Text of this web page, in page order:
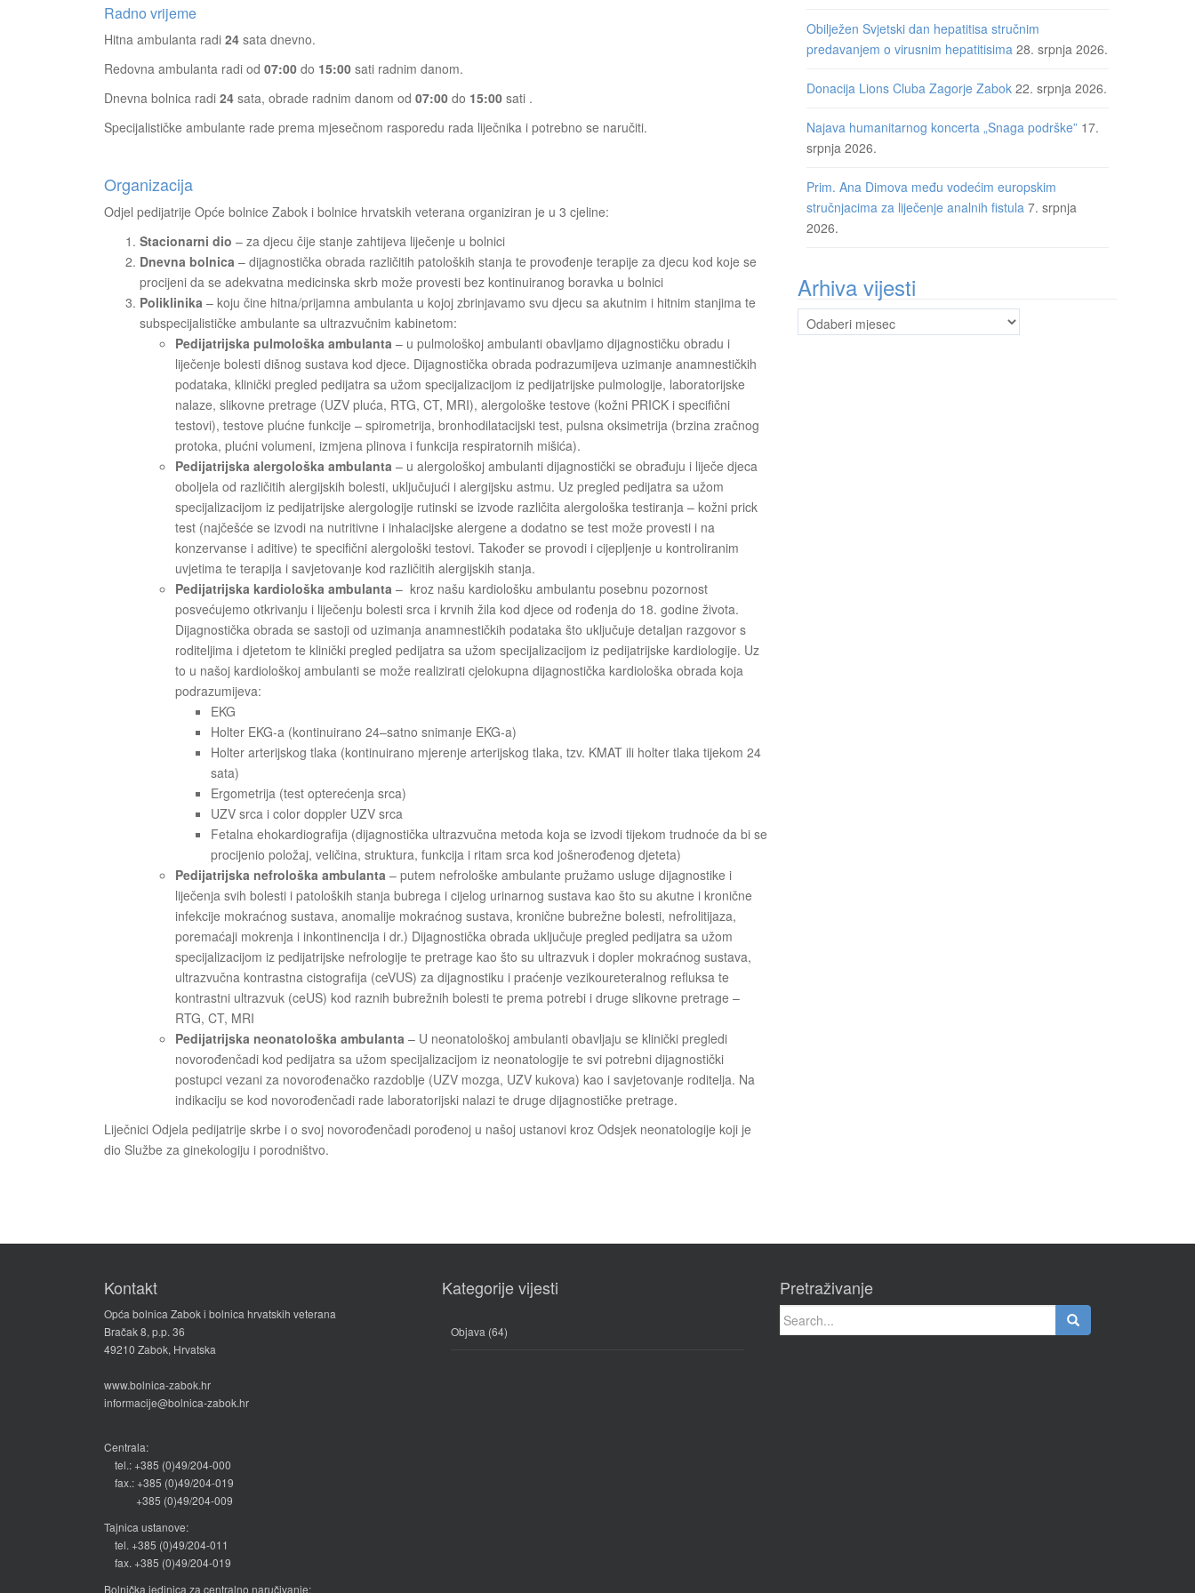
Radno vrijeme
Hitna ambulanta radi 24 sata dnevno.
Redovna ambulanta radi od 07:00 do 15:00 sati radnim danom.
Dnevna bolnica radi 24 sata, obrade radnim danom od 07:00 do 15:00 sati .
Specijalističke ambulante rade prema mjesečnom rasporedu rada liječnika i potrebno se naručiti.
Organizacija
Odjel pedijatrije Opće bolnice Zabok i bolnice hrvatskih veterana organiziran je u 3 cjeline:
Stacionarni dio – za djecu čije stanje zahtijeva liječenje u bolnici
Dnevna bolnica – dijagnostička obrada različitih patoloških stanja te provođenje terapije za djecu kod koje se
procijeni da se adekvatna medicinska skrb može provesti bez kontinuiranog boravka u bolnici
Poliklinika – koju čine hitna/prijamna ambulanta u kojoj zbrinjavamo svu djecu sa akutnim i hitnim stanjima te
subspecijalističke ambulante sa ultrazvučnim kabinetom:
Pedijatrijska pulmološka ambulanta – u pulmološkoj ambulanti obavljamo dijagnostičku obradu i
liječenje bolesti dišnog sustava kod djece. Dijagnostička obrada podrazumijeva uzimanje anamnestičkih
podataka, klinički pregled pedijatra sa užom specijalizacijom iz pedijatrijske pulmologije, laboratorijske
nalaze, slikovne pretrage (UZV pluća, RTG, CT, MRI), alergološke testove (kožni PRICK i specifični
testovi), testove plućne funkcije – spirometrija, bronhodilatacijski test, pulsna oksimetrija (brzina zračnog
protoka, plućni volumeni, izmjena plinova i funkcija respiratornih mišića).
Pedijatrijska alergološka ambulanta – u alergološkoj ambulanti dijagnostički se obrađuju i liječe djeca
oboljela od različitih alergijskih bolesti, uključujući i alergijsku astmu. Uz pregled pedijatra sa užom
specijalizacijom iz pedijatrijske alergologije rutinski se izvode različita alergološka testiranja – kožni prick
test (najčešće se izvodi na nutritivne i inhalacijske alergene a dodatno se test može provesti i na
konzervanse i aditive) te specifični alergološki testovi. Također se provodi i cijepljenje u kontroliranim
uvjetima te terapija i savjetovanje kod različitih alergijskih stanja.
Pedijatrijska kardiološka ambulanta – kroz našu kardiološku ambulantu posebnu pozornost
posvećujemo otkrivanju i liječenju bolesti srca i krvnih žila kod djece od rođenja do 18. godine života.
Dijagnostička obrada se sastoji od uzimanja anamnestičkih podataka što uključuje detaljan razgovor s
roditeljima i djetetom te klinički pregled pedijatra sa užom specijalizacijom iz pedijatrijske kardiologije. Uz
to u našoj kardiološkoj ambulanti se može realizirati cjelokupna dijagnostička kardiološka obrada koja
podrazumijeva:
EKG
Holter EKG-a (kontinuirano 24–satno snimanje EKG-a)
Holter arterijskog tlaka (kontinuirano mjerenje arterijskog tlaka, tzv. KMAT ili holter tlaka tijekom 24
sata)
Ergometrija (test opterećenja srca)
UZV srca i color doppler UZV srca
Fetalna ehokardiografija (dijagnostička ultrazvučna metoda koja se izvodi tijekom trudnoće da bi se
procijenio položaj, veličina, struktura, funkcija i ritam srca kod jošnerođenog djeteta)
Pedijatrijska nefrološka ambulanta – putem nefrološke ambulante pružamo usluge dijagnostike i
liječenja svih bolesti i patoloških stanja bubrega i cijelog urinarnog sustava kao što su akutne i kronične
infekcije mokraćnog sustava, anomalije mokraćnog sustava, kronične bubrežne bolesti, nefrolitijaza,
poremaćaji mokrenja i inkontinencija i dr.) Dijagnostička obrada uključuje pregled pedijatra sa užom
specijalizacijom iz pedijatrijske nefrologije te pretrage kao što su ultrazvuk i dopler mokraćnog sustava,
ultrazvučna kontrastna cistografija (ceVUS) za dijagnostiku i praćenje vezikoureteralnog refluksa te
kontrastni ultrazvuk (ceUS) kod raznih bubrežnih bolesti te prema potrebi i druge slikovne pretrage –
RTG, CT, MRI
Pedijatrijska neonatološka ambulanta – U neonatološkoj ambulanti obavljaju se klinički pregledi
novorođenčadi kod pedijatra sa užom specijalizacijom iz neonatologije te svi potrebni dijagnostički
postupci vezani za novorođenačko razdoblje (UZV mozga, UZV kukova) kao i savjetovanje roditelja. Na
indikaciju se kod novorođenčadi rade laboratorijski nalazi te druge dijagnostičke pretrage.
Liječnici Odjela pedijatrije skrbe i o svoj novorođenčadi porođenoj u našoj ustanovi kroz Odsjek neonatologije koji je
dio Službe za ginekologiju i porodništvo.
Obilježen Svjetski dan hepatitisa stručnim
predavanjem o virusnim hepatitisima 28. srpnja 2026.
Donacija Lions Cluba Zagorje Zabok 22. srpnja 2026.
Najava humanitarnog koncerta „Snaga podrške” 17.
srpnja 2026.
Prim. Ana Dimova među vodećim europskim
stručnjacima za liječenje analnih fistula 7. srpnja
2026.
Arhiva vijesti
Arhiva
vijesti
Kontakt
Opća bolnica Zabok i bolnica hrvatskih veterana
Bračak 8, p.p. 36
49210 Zabok, Hrvatska
www.bolnica-zabok.hr
informacije@bolnica-zabok.hr
Centrala:
tel.: +385 (0)49/204-000
fax.: +385 (0)49/204-019
+385 (0)49/204-009
Tajnica ustanove:
tel. +385 (0)49/204-011
fax. +385 (0)49/204-019
Bolnička jedinica za centralno naručivanje:
Kategorije vijesti
Objava (64)
Pretraživanje
Search
for: